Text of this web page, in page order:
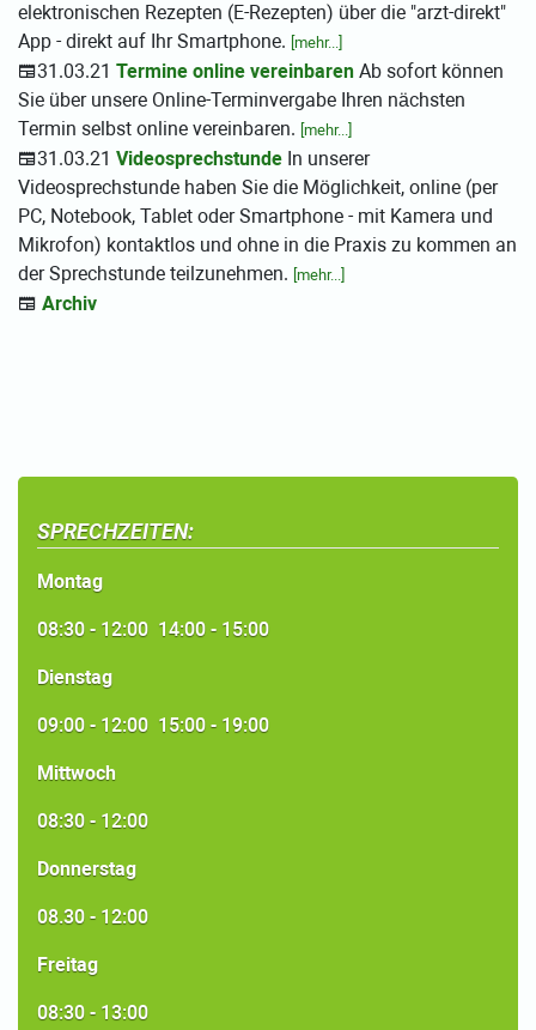
elektronischen Rezepten (E-Rezepten) über die "arzt-direkt"
App - direkt auf Ihr Smartphone. [mehr...]
31.03.21 Termine online vereinbaren Ab sofort können
Sie über unsere Online-Terminvergabe Ihren nächsten
Termin selbst online vereinbaren. [mehr...]
31.03.21 Videosprechstunde In unserer
Videosprechstunde haben Sie die Möglichkeit, online (per
PC, Notebook, Tablet oder Smartphone - mit Kamera und
Mikrofon) kontaktlos und ohne in die Praxis zu kommen an
der Sprechstunde teilzunehmen. [mehr...]
Archiv
SPRECHZEITEN:
Montag
08:30 - 12:00 14:00 - 15:00
Dienstag
09:00 - 12:00 15:00 - 19:00
Mittwoch
08:30 - 12:00
Donnerstag
08.30 - 12:00
Freitag
08:30 - 13:00